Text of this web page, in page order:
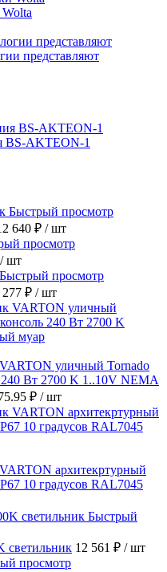
представляют
BS-AKTEON-1
Быстрый просмотр
640 ₽ / шт
просмотр
/ шт
Быстрый просмотр
277 ₽ / шт
уличный Tornado
240 Вт 2700 K 1..10V NEMA
₽ / шт
архитекртурный
10 градусов RAL7045
Быстрый
светильник 12 561 ₽ / шт
просмотр